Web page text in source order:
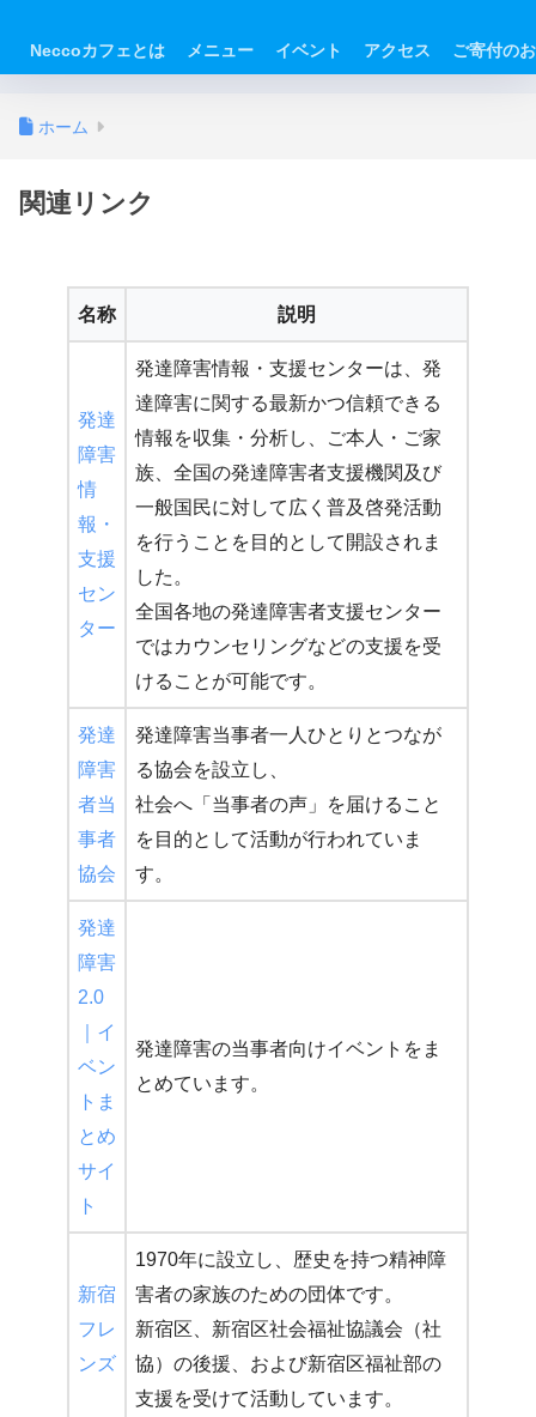
Neccoカフェとは メニュー イベント アクセス ご寄付の
ホーム
関連リンク
名称 説明
発達
障害
情
報・
支援
セン
ター
発達障害情報・支援センターは、発
達障害に関する最新かつ信頼できる
情報を収集・分析し、ご本人・ご家
族、全国の発達障害者支援機関及び
一般国民に対して広く普及啓発活動
を行うことを目的として開設されま
した。
全国各地の発達障害者支援センター
ではカウンセリングなどの支援を受
けることが可能です。
発達
障害
者当
事者
協会
発達障害当事者一人ひとりとつなが
る協会を設立し、
社会へ「当事者の声」を届けること
を目的として活動が行われていま
す。
発達
障害
2.0
｜イ
ベン
トま
とめ
サイ
ト
発達障害の当事者向けイベントをま
とめています。
新宿
フレ
ンズ
1970年に設立し、歴史を持つ精神障
害者の家族のための団体です。
新宿区、新宿区社会福祉協議会（社
協）の後援、および新宿区福祉部の
支援を受けて活動しています。